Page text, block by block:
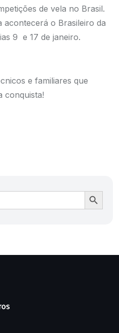
de vela no Brasil.
acontecerá o Brasileiro da
9 e 17 de janeiro.
e familiares que
conquista!
Ir